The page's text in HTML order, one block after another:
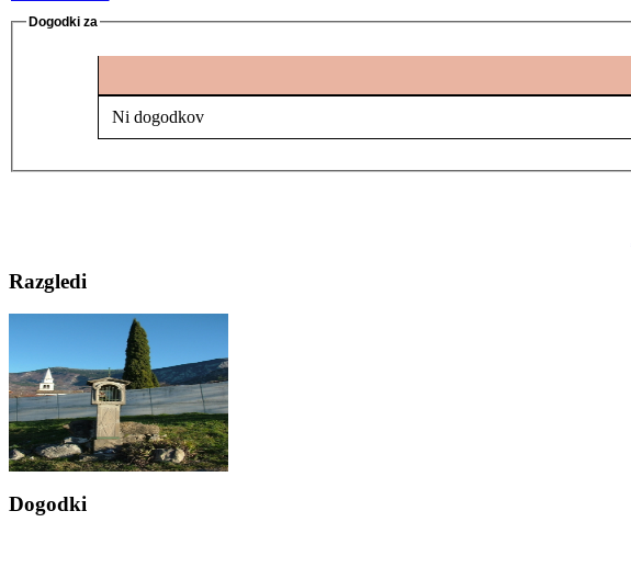
Dogodki za
Ni dogodkov
Razgledi
Dogodki